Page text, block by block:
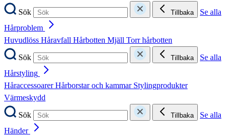
Sök
Tillbaka
Se alla
Hårproblem
Huvudlöss Håravfall Hårbotten Mjäll Torr hårbotten
Sök
Tillbaka
Se alla
Hårstyling
HåraccessoarerHårborstar och kammar Stylingprodukter
Värmeskydd
Sök
Tillbaka
Se alla
Händer